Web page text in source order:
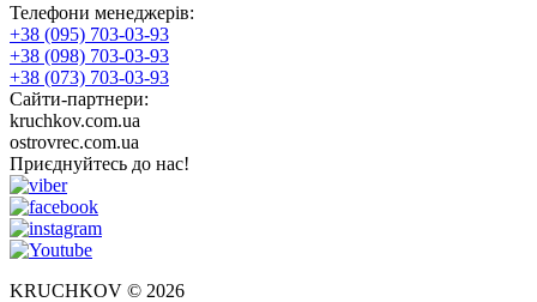
Телефони менеджерів:
+38 (095) 703-03-93
+38 (098) 703-03-93
+38 (073) 703-03-93
Сайти-партнери:
kruchkov.com.ua
ostrovrec.com.ua
Приєднуйтесь до нас!
KRUCHKOV © 2026